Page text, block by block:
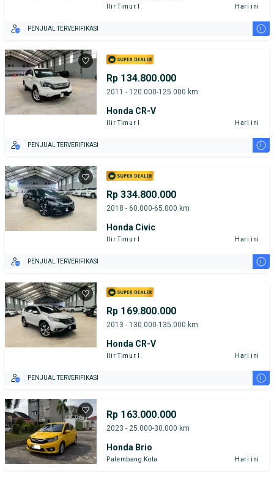
Ilir Timur I Hari ini
PENJUAL TERVERIFIKASI i
Rp 134.800.000
2011 - 120.000-125.000 km
Honda CR-V
Ilir Timur I Hari ini
PENJUAL TERVERIFIKASI i
Rp 334.800.000
2018 - 60.000-65.000 km
Honda Civic
Ilir Timur I Hari ini
PENJUAL TERVERIFIKASI i
Rp 169.800.000
2013 - 130.000-135.000 km
Honda CR-V
Ilir Timur I Hari ini
PENJUAL TERVERIFIKASI i
Rp 163.000.000
2023 - 25.000-30.000 km
Honda Brio
Palembang Kota Hari ini